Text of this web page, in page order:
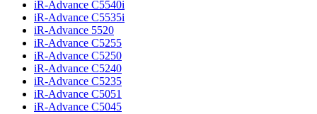
iR-Advance C5540i
iR-Advance C5535i
iR-Advance 5520
iR-Advance C5255
iR-Advance C5250
iR-Advance C5240
iR-Advance C5235
iR-Advance C5051
iR-Advance C5045